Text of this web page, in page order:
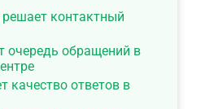
контактный
очередь обращений в
качество ответов в